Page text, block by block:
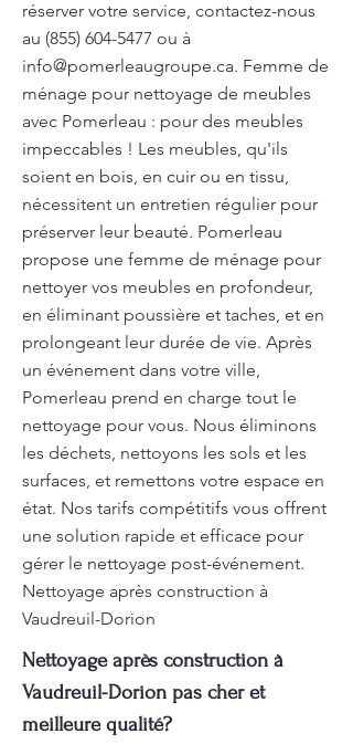
réserver votre service, contactez-nous
au (855) 604-5477 ou à
info@pomerleaugroupe.ca. Femme de
ménage pour nettoyage de meubles
avec Pomerleau : pour des meubles
impeccables ! Les meubles, qu'ils
soient en bois, en cuir ou en tissu,
nécessitent un entretien régulier pour
préserver leur beauté. Pomerleau
propose une femme de ménage pour
nettoyer vos meubles en profondeur,
en éliminant poussière et taches, et en
prolongeant leur durée de vie. Après
un événement dans votre ville,
Pomerleau prend en charge tout le
nettoyage pour vous. Nous éliminons
les déchets, nettoyons les sols et les
surfaces, et remettons votre espace en
état. Nos tarifs compétitifs vous offrent
une solution rapide et efficace pour
gérer le nettoyage post-événement.
Nettoyage après construction à
Vaudreuil-Dorion
Nettoyage après construction à
Vaudreuil-Dorion pas cher et
meilleure qualité?